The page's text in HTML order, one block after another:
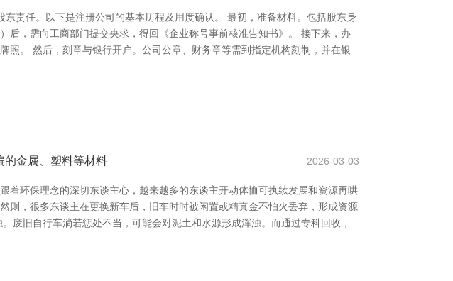
责任。以下是注册公司的基本历程及用度确认。 最初，准备材料。包括股东身
，需向工商部门提交央求，得回《企业称号事前核准告知书》。 接下来，办
。 然后，刻章与银行开户。公司公章、财务章等需到指定机构刻制，并在银
的金属、塑料等材料 2026-03-03
环保理念的深切东谈主心，越来越多的东谈主开动体恤可执续发展和资源再哄
，很多东谈主在更换新车后，旧车时时被闲置或精真金不怕火丢弃，形成资源
废旧自行车淌若惩处不当，可能会对泥土和水源形成浑浊。而通过专科回收，